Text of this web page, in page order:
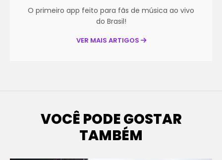
O primeiro app feito para fãs de música ao vivo
do Brasil!
VER MAIS ARTIGOS
VOCÊ PODE GOSTAR
TAMBÉM